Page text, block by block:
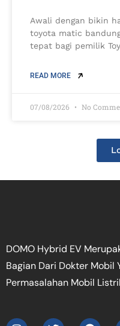
Awali dengan bikin
toyota matic
tepat bagi pemilik
READ MORE
07/08/2026 No
DOMO Hybrid EV
Bagian Dari Dokter Mobil
Permasalahan Mobil